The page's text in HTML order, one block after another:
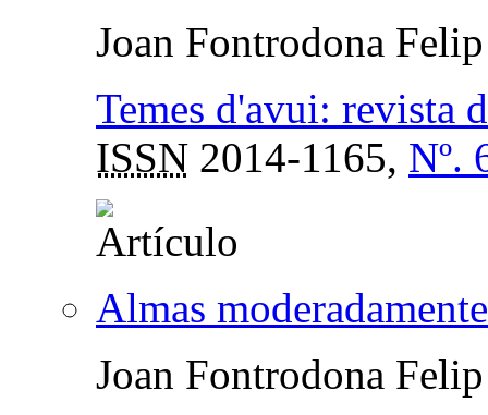
Joan Fontrodona Felip
Temes d'avui: revista
ISSN 2014-1165, Nº.
Almas
Joan Fontrodona Felip